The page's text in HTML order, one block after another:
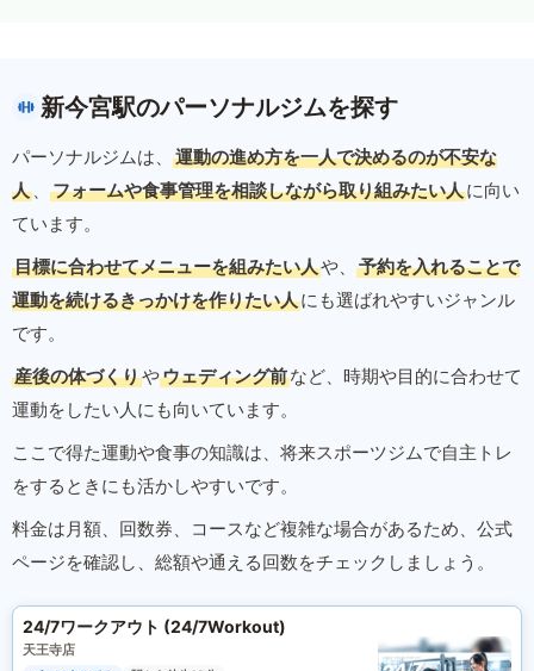
新今宮駅のパーソナルジムを探す
パーソナルジムは、
運動の進め方を一人で決めるのが不安な
人 、 フォームや食事管理を相談しながら取り組みたい人に向い
ています。
目標に合わせてメニューを組みたい人や、
予約を入れることで
運動を続けるきっかけを作りたい人にも選ばれやすいジャンル
です。
産後の体づくりやウェディング前など、時期や目的に合わせて
運動をしたい人にも向いています。
ここで得た運動や食事の知識は、将来スポーツジムで自主トレ
をするときにも活かしやすいです。
料金は月額、回数券、コースなど複雑な場合があるため、公式
ページを確認し、総額や通える回数をチェックしましょう。
24/7ワークアウト (24/7Workout)
天王寺店